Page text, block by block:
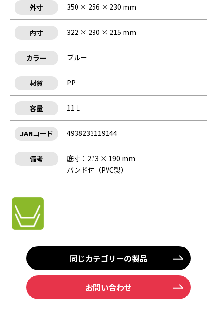
外寸 350 × 256 × 230 mm
内寸 322 × 230 × 215 mm
カラー ブルー
材質 PP
容量 11 L
JANコード 4938233119144
備考
底寸：273 × 190 mm
バンド付（PVC製）
同じカテゴリーの製品
お問い合わせ